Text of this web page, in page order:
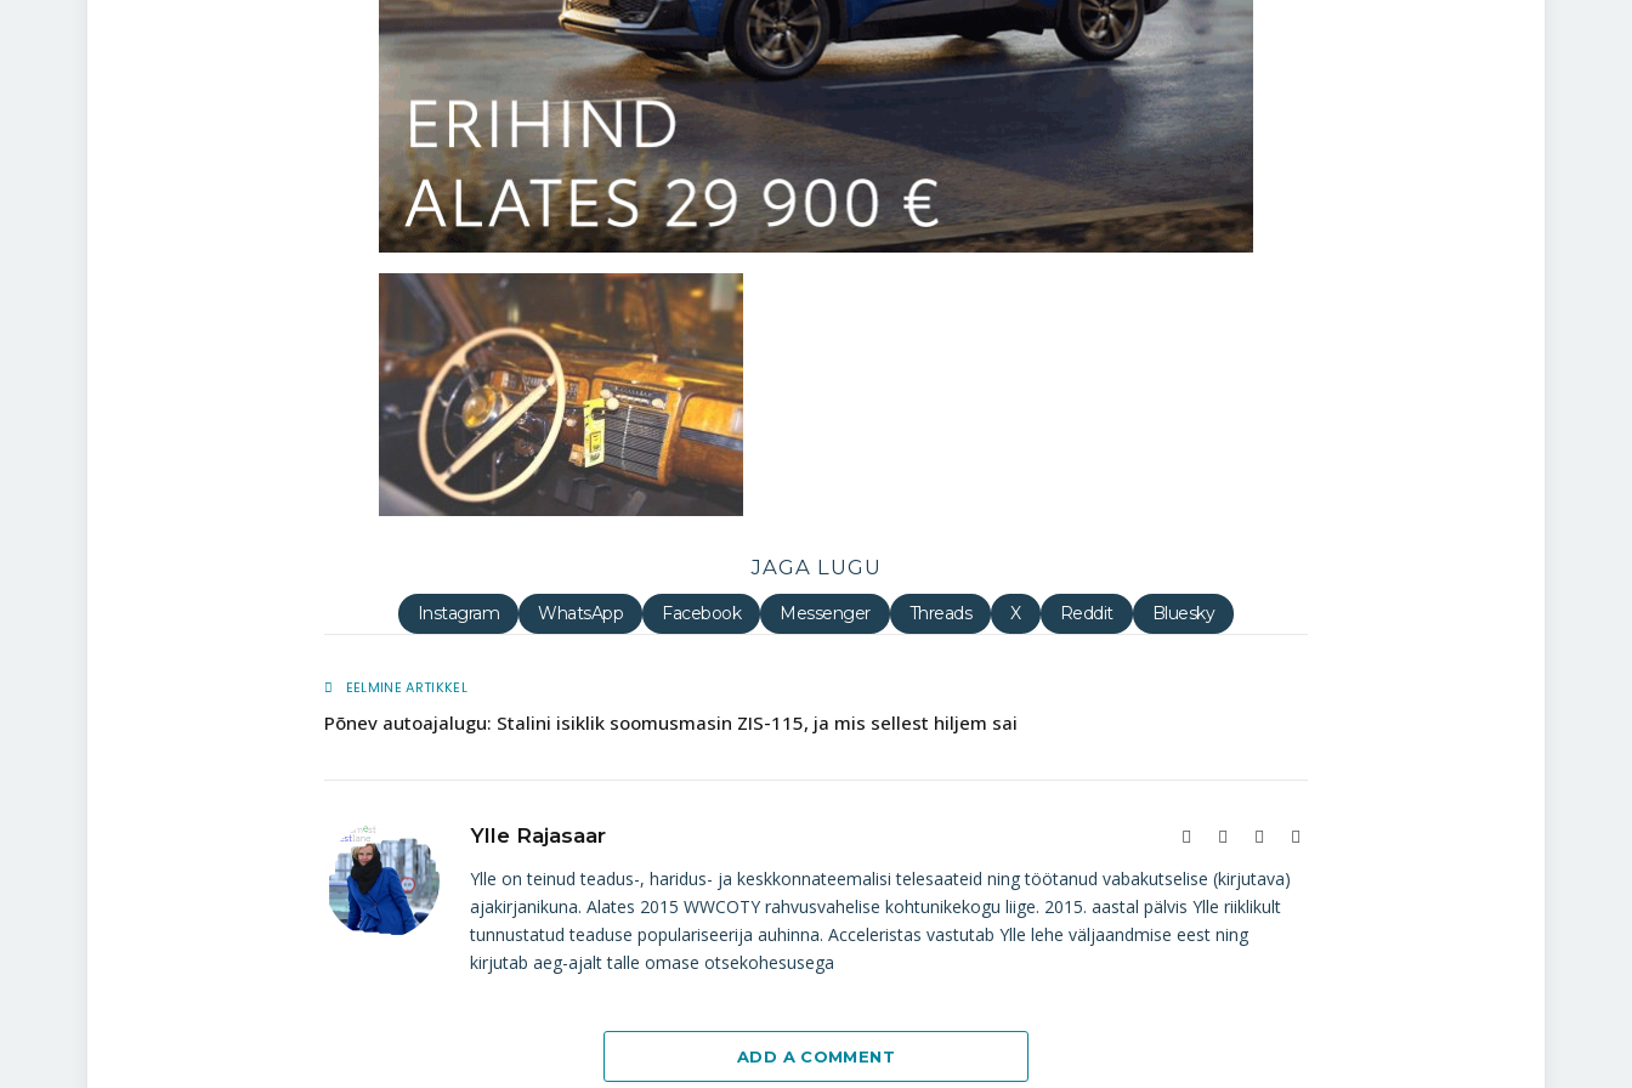
JAGA LUGU
Instagram WhatsApp Facebook Messenger Threads X Reddit Bluesky
EELMINE ARTIKKEL
Põnev autoajalugu: Stalini isiklik soomusmasin ZIS-115, ja mis sellest hiljem sai
Ylle Rajasaar WebsiteFacebookInstagram
Ylle on teinud teadus-, haridus- ja keskkonnateemalisi telesaateid ning töötanud vabakutselise (kirjutava)
ajakirjanikuna. Alates 2015 WWCOTY rahvusvahelise kohtunikekogu liige. 2015. aastal pälvis Ylle riiklikult
tunnustatud teaduse populariseerija auhinna. Acceleristas vastutab Ylle lehe väljaandmise eest ning
kirjutab aeg-ajalt talle omase otsekohesusega
ADD A COMMENT